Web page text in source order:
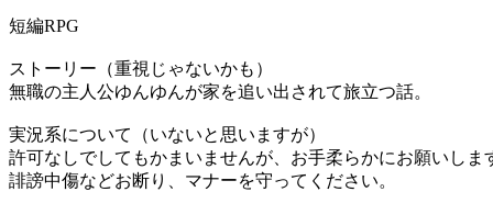
短編RPG
ストーリー（重視じゃないかも）
無職の主人公ゆんゆんが家を追い出されて旅立つ話。
実況系について（いないと思いますが）
許可なしでしてもかまいませんが、お手柔らかにお願いしま
誹謗中傷などお断り、マナーを守ってください。